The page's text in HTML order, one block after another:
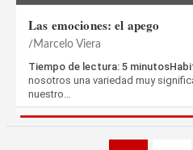
Las emociones: el apego
Marcelo Viera
Tiempo de lectura: 5
nosotros una variedad muy
nuestro…